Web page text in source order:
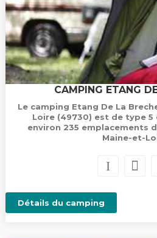
CAMPING ETANG
Le camping Etang De La
Loire (49730) est de type
environ 235 emplacements
Maine-et-
Détails du camping